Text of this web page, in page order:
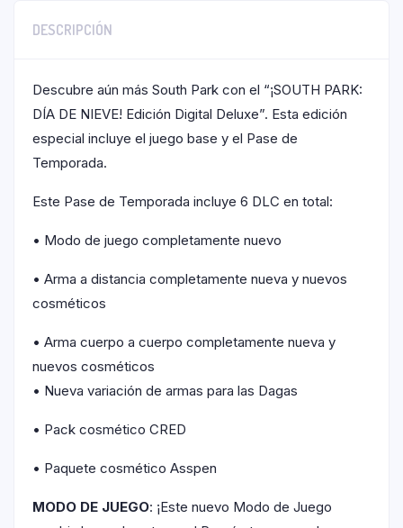
DESCRIPCIÓN
Descubre aún más South Park con el “¡SOUTH PARK:
DÍA DE NIEVE! Edición Digital Deluxe”. Esta edición
especial incluye el juego base y el Pase de
Temporada.
Este Pase de Temporada incluye 6 DLC en total:
• Modo de juego completamente nuevo
• Arma a distancia completamente nueva y nuevos
cosméticos
• Arma cuerpo a cuerpo completamente nueva y
nuevos cosméticos
• Nueva variación de armas para las Dagas
• Pack cosmético CRED
• Paquete cosmético Asspen
MODO DE JUEGO: ¡Este nuevo Modo de Juego